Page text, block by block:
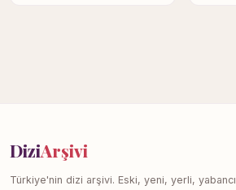
DiziArşivi
Türkiye'nin dizi arşivi. Eski, yeni, yerli, yabancı